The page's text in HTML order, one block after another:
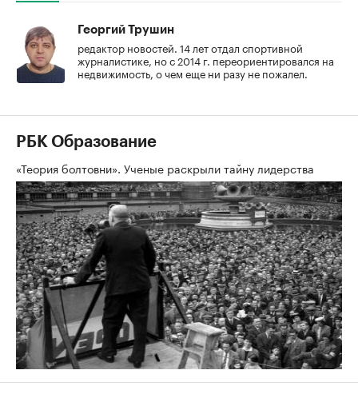
Георгий Трушин
редактор новостей. 14 лет отдал спортивной
журналистике, но с 2014 г. переориентировался на
недвижимость, о чем еще ни разу не пожалел.
РБК Образование
«Теория болтовни». Ученые раскрыли тайну лидерства